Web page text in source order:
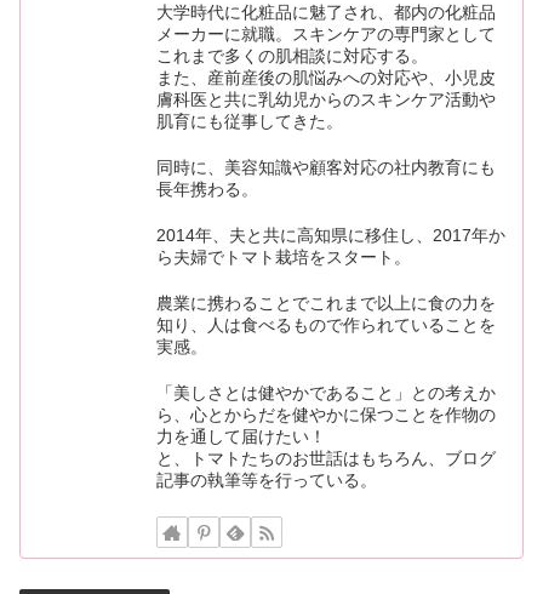
大学時代に化粧品に魅了され、都内の化粧品
メーカーに就職。スキンケアの専門家として
これまで多くの肌相談に対応する。
また、産前産後の肌悩みへの対応や、小児皮
膚科医と共に乳幼児からのスキンケア活動や
肌育にも従事してきた。
同時に、美容知識や顧客対応の社内教育にも
長年携わる。
2014年、夫と共に高知県に移住し、2017年か
ら夫婦でトマト栽培をスタート。
農業に携わることでこれまで以上に食の力を
知り、人は食べるもので作られていることを
実感。
「美しさとは健やかであること」との考えか
ら、心とからだを健やかに保つことを作物の
力を通して届けたい！
と、トマトたちのお世話はもちろん、ブログ
記事の執筆等を行っている。